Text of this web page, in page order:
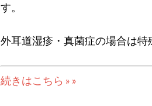
す。
外耳道湿疹・真菌症の場合は特
続きはこちら » »